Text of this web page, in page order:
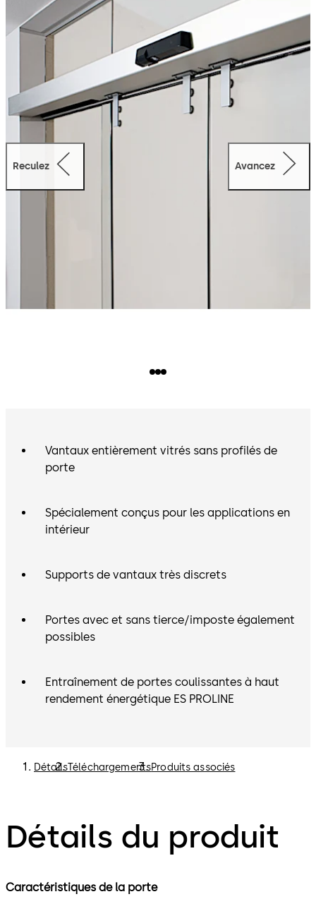
Reculez Avancez
Vantaux entièrement vitrés sans profilés de
porte
Spécialement conçus pour les applications en
intérieur
Supports de vantaux très discrets
Portes avec et sans tierce/imposte également
possibles
Entraînement de portes coulissantes à haut
rendement énergétique ES PROLINE
DétailsTéléchargementsProduits associés
Détails du produit
Caractéristiques de la porte